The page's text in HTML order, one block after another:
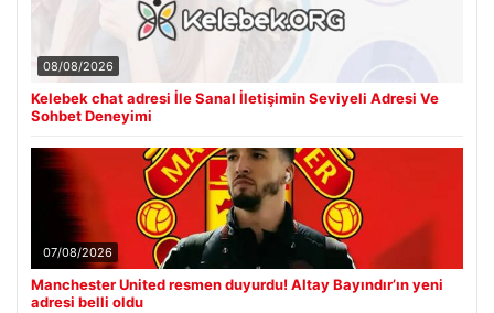
08/08/2026
Kelebek chat adresi İle Sanal İletişimin Seviyeli Adresi Ve
Sohbet Deneyimi
07/08/2026
Manchester United resmen duyurdu! Altay Bayındır’ın yeni
adresi belli oldu